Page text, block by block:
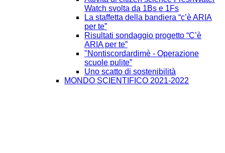
Watch svolta da 1Bs e 1Fs
La staffetta della bandiera “c’è ARIA
per te”
Risultati sondaggio progetto “C’è
ARIA per te”
"Nontiscordardimè - Operazione
scuole pulite”
Uno scatto di sostenibilità
MONDO SCIENTIFICO 2021-2022